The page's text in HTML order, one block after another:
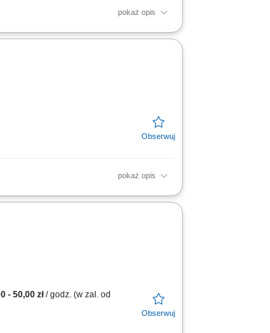
pokaż opis
końcowych w
pokaż opis
o prawidłowy obieg
- 50,00 zł/ godz. (w zal. od